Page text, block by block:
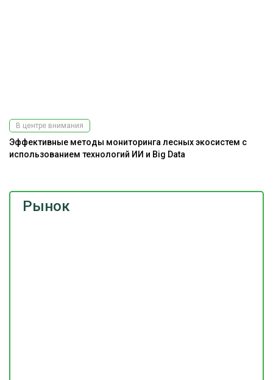
Рынок
В центре внимания
Эффективные методы мониторинга лесных экосистем с
использованием технологий ИИ и Big Data